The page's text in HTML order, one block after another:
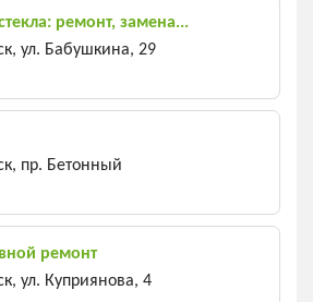
ремонт, замена...
ул. Бабушкина, 29
пр. Бетонный
ремонт
ул. Куприянова, 4